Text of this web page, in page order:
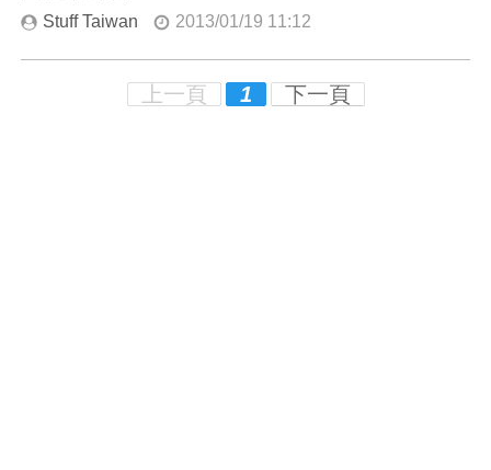
Stuff Taiwan 2013/01/19 11:12
上一頁 1 下一頁